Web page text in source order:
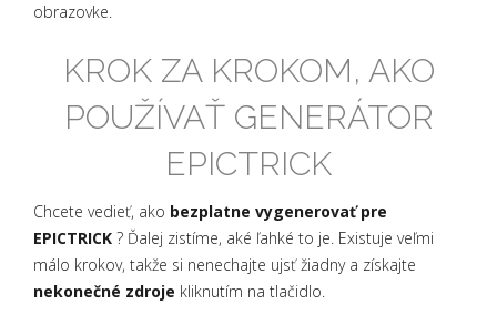
obrazovke.
KROK ZA KROKOM, AKO
POUŽÍVAŤ GENERÁTOR
EPICTRICK
Chcete vedieť, ako bezplatne vygenerovať pre
EPICTRICK ? Ďalej zistíme, aké ľahké to je. Existuje veľmi
málo krokov, takže si nenechajte ujsť žiadny a získajte
nekonečné zdroje kliknutím na tlačidlo.